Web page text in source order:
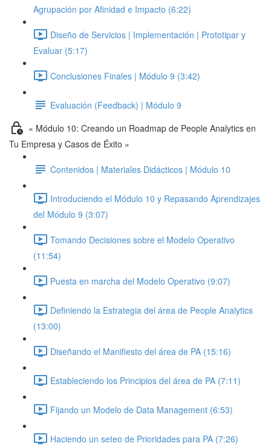
Agrupación por Afinidad e Impacto (6:22)
Diseño de Servicios | Implementación | Prototipar y
Evaluar (5:17)
Conclusiones Finales | Módulo 9 (3:42)
Evaluación (Feedback) | Módulo 9
« Módulo 10: Creando un Roadmap de People Analytics en
Tu Empresa y Casos de Éxito »
Contenidos | Materiales Didácticos | Módulo 10
Introduciendo el Módulo 10 y Repasando Aprendizajes
del Módulo 9 (3:07)
Tomando Decisiones sobre el Modelo Operativo
(11:54)
Puesta en marcha del Modelo Operativo (9:07)
Definiendo la Estrategia del área de People Analytics
(13:00)
Diseñando el Manifiesto del área de PA (15:16)
Estableciendo los Principios del área de PA (7:11)
Fijando un Modelo de Data Management (6:53)
Haciendo un seteo de Prioridades para PA (7:26)